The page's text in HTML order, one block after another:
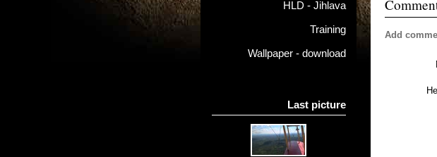
Add
HLD - Jihlava
Training
Wallpaper - download
Last picture